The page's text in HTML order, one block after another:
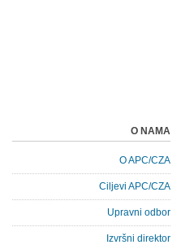
O NAMA
O APC/CZA
Ciljevi APC/CZA
Upravni odbor
Izvršni direktor